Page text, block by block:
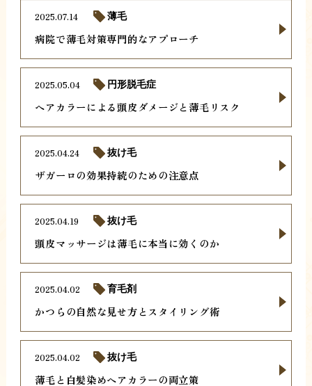
病院で薄毛対策専門的なアプローチ
2025.07.14 薄毛
ヘアカラーによる頭皮ダメージと薄毛リスク
2025.05.04 円形脱毛症
ザガーロの効果持続のための注意点
2025.04.24 抜け毛
頭皮マッサージは薄毛に本当に効くのか
2025.04.19 抜け毛
かつらの自然な見せ方とスタイリング術
2025.04.02 育毛剤
薄毛と白髪染めヘアカラーの両立策
2025.04.02 抜け毛